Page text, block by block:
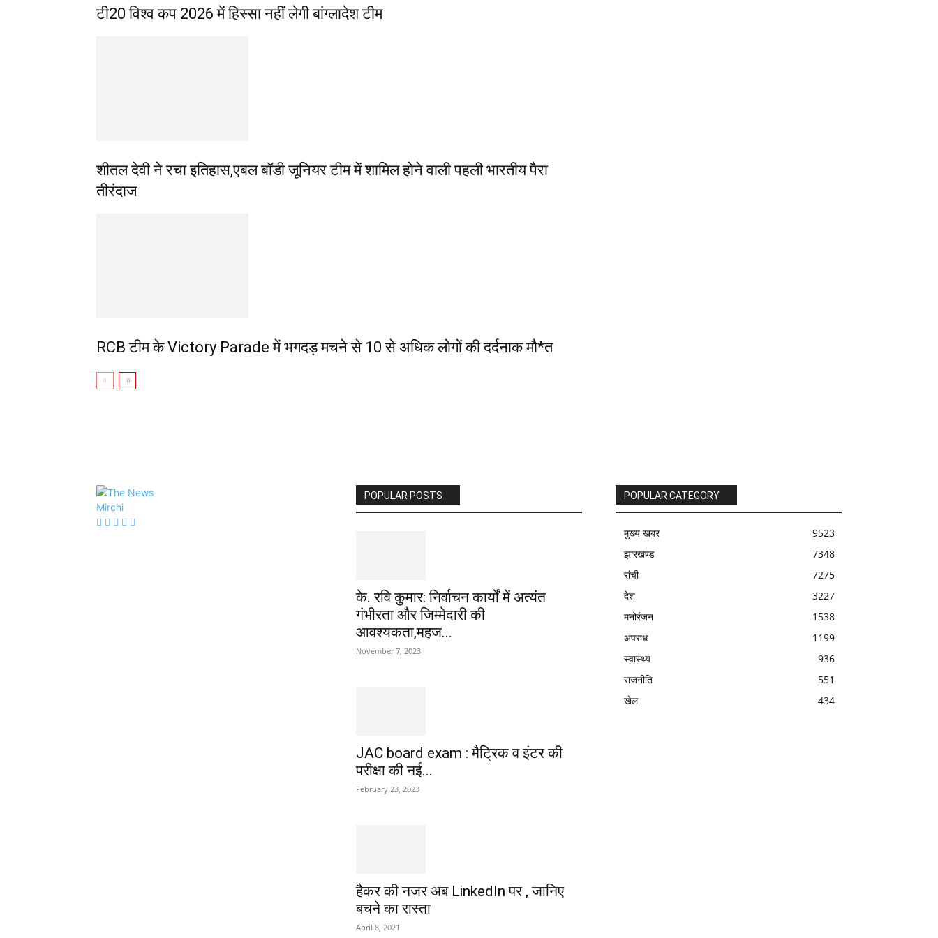
टी20 विश्व कप 2026 में हिस्सा नहीं लेगी बांग्लादेश टीम
शीतल देवी ने रचा इतिहास,एबल बॉडी जूनियर टीम में शामिल होने वाली पहली भारतीय पैरा
तीरंदाज
RCB टीम के Victory Parade में भगदड़ मचने से 10 से अधिक लोगों की दर्दनाक मौ*त
POPULAR POSTS
के. रवि कुमार: निर्वाचन कार्यों में अत्यंत
गंभीरता और जिम्मेदारी की
आवश्यकता,महज...
November 7, 2023
JAC board exam : मैट्रिक व इंटर की
परीक्षा की नई...
February 23, 2023
हैकर की नजर अब LinkedIn पर , जानिए
बचने का रास्ता
April 8, 2021
POPULAR CATEGORY
मुख्य खबर
9523
झारखण्ड
7348
रांची
7275
देश
3227
मनोरंजन
1538
अपराध
1199
स्वास्थ्य
936
राजनीति
551
खेल
434